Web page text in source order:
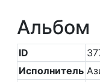
Альбом
ID
Исполнитель